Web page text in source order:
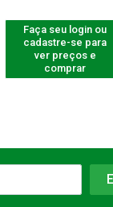
Faça seu login ou
cadastre-se para
ver preços e
comprar